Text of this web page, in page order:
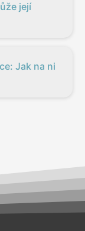
její
Jak na ni